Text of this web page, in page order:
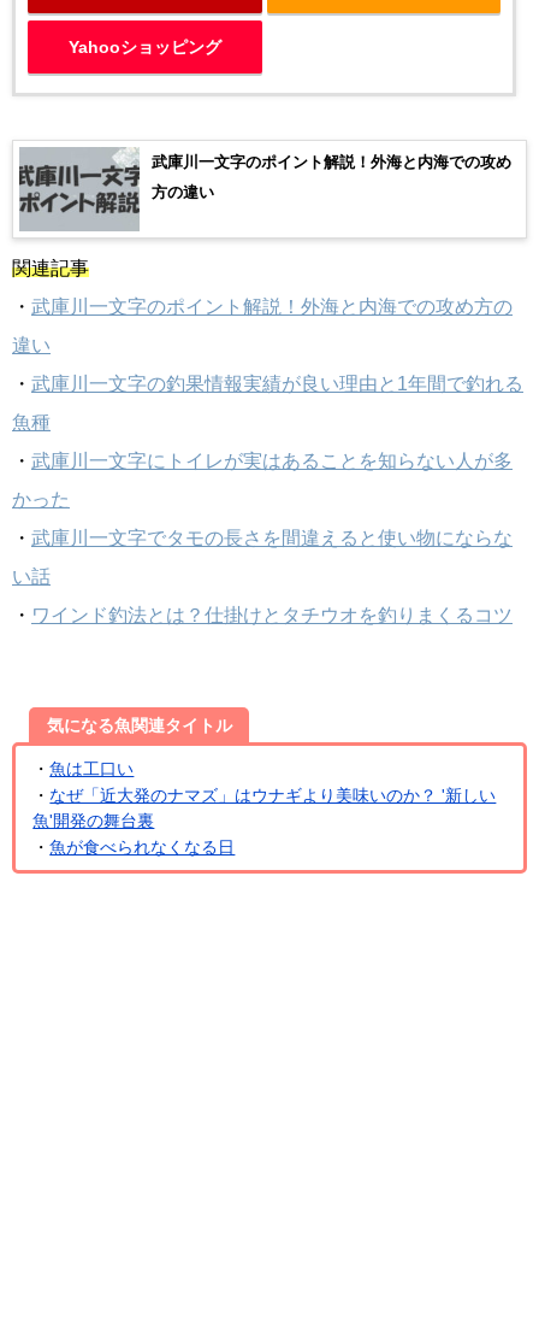
Yahooショッピング
武庫川一文字のポイント解説！外海と内海での攻め
方の違い
関連記事
・ 武庫川一文字のポイント解説！外海と内海での攻め方の
違い
・ 武庫川一文字の釣果情報実績が良い理由と1年間で釣れる
魚種
・ 武庫川一文字にトイレが実はあることを知らない人が多
かった
・ 武庫川一文字でタモの長さを間違えると使い物にならな
い話
・ ワインド釣法とは？仕掛けとタチウオを釣りまくるコツ
気になる魚関連タイトル
・魚は工口い
・ なぜ「近大発のナマズ」はウナギより美味いのか？ '新しい
魚'開発の舞台裏
・魚が食べられなくなる日